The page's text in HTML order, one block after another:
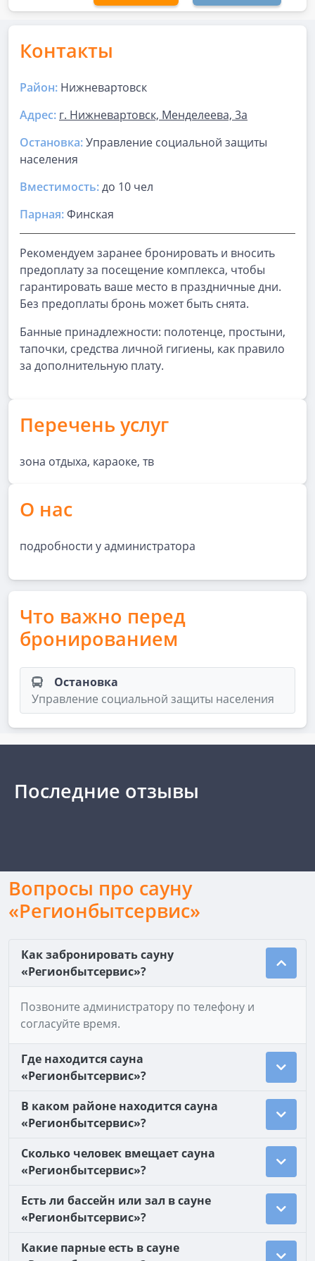
Контакты
Район: Нижневартовск
Адрес: г. Нижневартовск, Менделеева, 3а
Остановка:Управление социальной защиты
населения
Вместимость:до 10 чел
Парная:Финская
Рекомендуем заранее бронировать и вносить
предоплату за посещение комплекса, чтобы
гарантировать ваше место в праздничные дни.
Без предоплаты бронь может быть снята.
Банные принадлежности: полотенце, простыни,
тапочки, средства личной гигиены, как правило
за дополнительную плату.
Перечень услуг
зона отдыха, караоке, тв
О нас
подробности у администратора
Что важно перед
бронированием
Остановка
Управление социальной защиты населения
Последние отзывы
Вопросы про сауну
«Регионбытсервис»
Как забронировать сауну
«Регионбытсервис»?
Позвоните администратору по телефону и
согласуйте время.
Где находится сауна
«Регионбытсервис»?
В каком районе находится сауна
«Регионбытсервис»?
Сколько человек вмещает сауна
«Регионбытсервис»?
Есть ли бассейн или зал в сауне
«Регионбытсервис»?
Какие парные есть в сауне